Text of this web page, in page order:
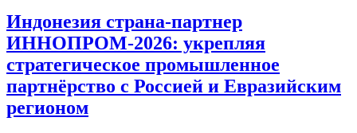
Индонезия страна-партнер
ИННОПРОМ-2026: укрепляя
стратегическое промышленное
партнёрство с Россией и Евразийским
регионом